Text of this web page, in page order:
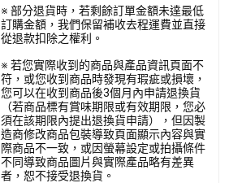
※ 部分退貨時，若剩餘訂單金額未達最低
訂購金額，我們保留補收去程運費並直接
從退款扣除之權利。
※ 若您實際收到的商品與產品資訊頁面不
符，或您收到商品時發現有瑕疵或損壞，
您可以在收到商品後3個月內申請退換貨
（若商品標有賞味期限或有效期限，您必
須在該期限內提出退換貨申請），但因製
造商修改商品包裝導致頁面顯示內容與實
際商品不一致，或因螢幕設定或拍攝條件
不同導致商品圖片與實際產品略有差異
者，恕不接受退換貨。